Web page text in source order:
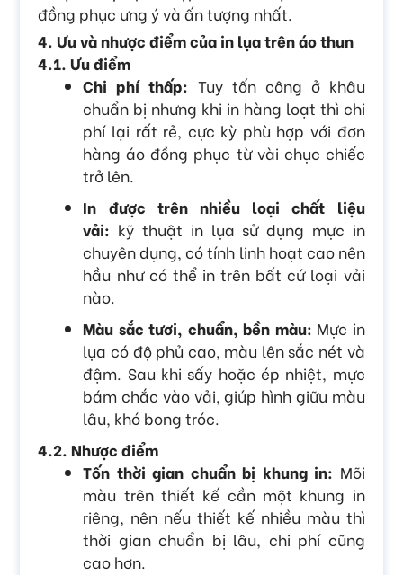
đồng phục ưng ý và ấn tượng nhất.
4. Ưu và nhược điểm của in lụa trên áo thun
4.1. Ưu điểm
Chi phí thấp: Tuy tốn công ở khâu
chuẩn bị nhưng khi in hàng loạt thì chi
phí lại rất rẻ, cực kỳ phù hợp với đơn
hàng áo đồng phục từ vài chục chiếc
trở lên.
In được trên nhiều loại chất liệu
vải: kỹ thuật in lụa sử dụng mực in
chuyên dụng, có tính linh hoạt cao nên
hầu như có thể in trên bất cứ loại vải
nào.
Màu sắc tươi, chuẩn, bền màu: Mực in
lụa có độ phủ cao, màu lên sắc nét và
đậm. Sau khi sấy hoặc ép nhiệt, mực
bám chắc vào vải, giúp hình giữu màu
lâu, khó bong tróc.
4.2. Nhược điểm
Tốn thời gian chuẩn bị khung in: Mõi
màu trên thiết kế cần một khung in
riêng, nên nếu thiết kế nhiều màu thì
thời gian chuẩn bị lâu, chi phí cũng
cao hơn.